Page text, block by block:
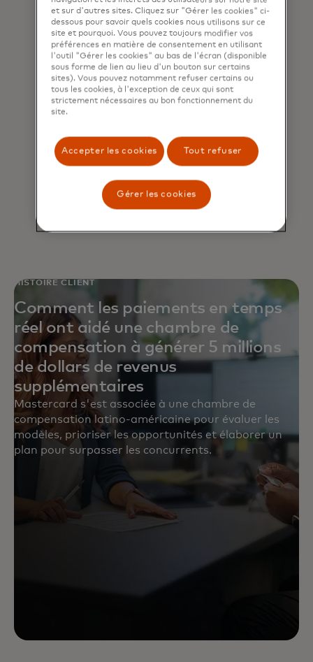
Lancez des solutions fintech et API
innovantes et rentables pour un
écosystème ouvert et de plus en
plus connecté.
HISTOIRE CLIENT
Comment les paiements en temps
réel ont aidé une chambre de
compensation à générer 5 millions
de dollars de revenus
supplémentaires
Mastercard s'est associée à une chambre de
compensation latino-américaine pour évaluer les
modèles, prioriser les opportunités et élaborer un
plan pour surpasser les concurrents.
et sur d'autres sites. Cliquez sur "Gérer les cookies" ci-
dessous pour savoir quels cookies nous utilisons sur ce
site et pourquoi. Vous pouvez toujours modifier vos
préférences en matière de consentement en utilisant
l'outil "Gérer les cookies" au bas de l'écran (disponible
sous forme de lien au lieu d'un bouton sur certains
sites). Vous pouvez notamment refuser certains ou
tous les cookies, à l'exception de ceux qui sont
strictement nécessaires au bon fonctionnement du
site.
Accepter les cookies Tout refuser
Gérer les cookies